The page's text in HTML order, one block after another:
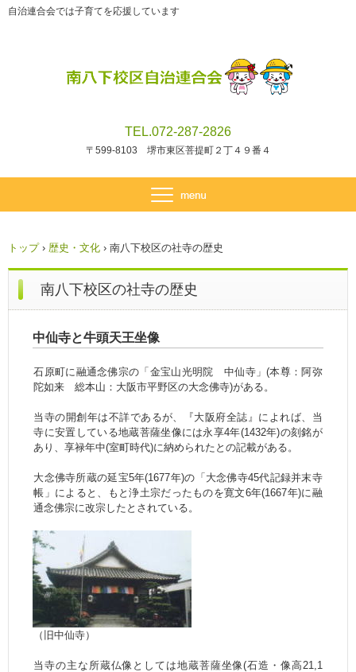
自治連合会では子育てを応援しています
TEL.072-287-2826
〒599-8103 堺市東区菩提町２丁４９番４
トップ › 歴史・文化 › 南八下校区の社寺の歴史
南八下校区の社寺の歴史
中仙寺と牛頭天王坐像
石原町に融通念佛宗の「金宝山光明院 中仙寺」(本尊：阿弥
陀如来 総本山：大阪市平野区の大念佛寺)がある。
当寺の開創年は不詳であるが、『大阪府全誌』によれば、当
寺に安置している地蔵菩薩坐像には永享4年(1432年)の刻銘が
あり、享禄年中(室町時代)に納められたとの記載がある。
大念佛寺所蔵の延宝5年(1677年)の「大念佛寺45代記録并末寺
帳」によると、もと浄土宗だったものを寛文6年(1667年)に融
通念佛宗に改宗したとされている。
（旧中仙寺）
当寺の主な所蔵仏像としては地蔵菩薩坐像(石造・像高21,1